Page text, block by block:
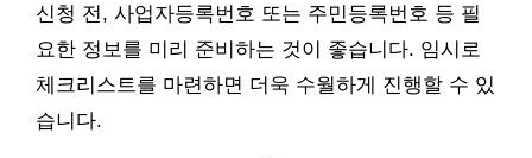
신청 전, 사업자등록번호 또는 주민등록번호 등 필
요한 정보를 미리 준비하는 것이 좋습니다. 임시로
체크리스트를 마련하면 더욱 수월하게 진행할 수 있
습니다.